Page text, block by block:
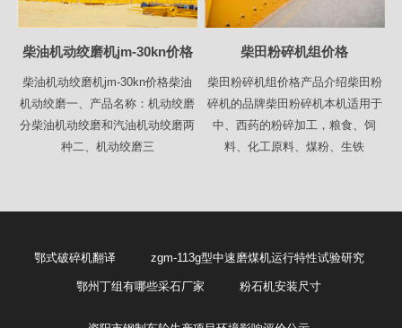
柴油机动绞磨机jm-30kn价格
柴油机动绞磨机jm-30kn价格柴油
机动绞磨一、产品名称：机动绞磨
分柴油机动绞磨和汽油机动绞磨两
种二、机动绞磨三
柴田粉碎机组价格
柴田粉碎机组价格产品介绍柴田粉
碎机的品牌柴田粉碎机本机适用于
中、西药的粉碎加工，粮食、饲
料、化工原料、煤粉、生铁
鄂式破碎机翻译 zgm-113g型中速磨煤机运行特性试验研究
鄂州丁组有哪些采石厂家 粉石机安装尺寸